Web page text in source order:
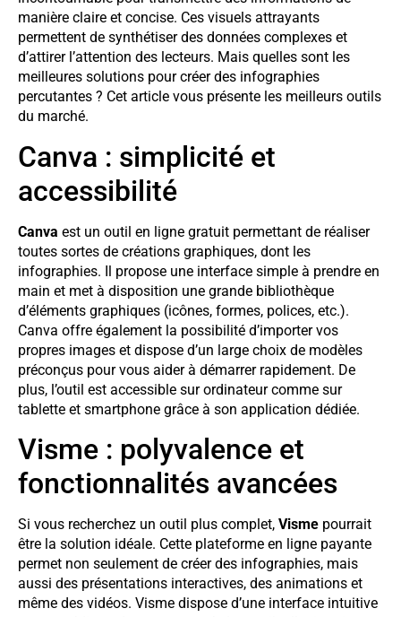
manière claire et concise. Ces visuels attrayants
permettent de synthétiser des données complexes et
d’attirer l’attention des lecteurs. Mais quelles sont les
meilleures solutions pour créer des infographies
percutantes ? Cet article vous présente les meilleurs outils
du marché.
Canva : simplicité et
accessibilité
Canva est un outil en ligne gratuit permettant de réaliser
toutes sortes de créations graphiques, dont les
infographies. Il propose une interface simple à prendre en
main et met à disposition une grande bibliothèque
d’éléments graphiques (icônes, formes, polices, etc.).
Canva offre également la possibilité d’importer vos
propres images et dispose d’un large choix de modèles
préconçus pour vous aider à démarrer rapidement. De
plus, l’outil est accessible sur ordinateur comme sur
tablette et smartphone grâce à son application dédiée.
Visme : polyvalence et
fonctionnalités avancées
Si vous recherchez un outil plus complet, Visme pourrait
être la solution idéale. Cette plateforme en ligne payante
permet non seulement de créer des infographies, mais
aussi des présentations interactives, des animations et
même des vidéos. Visme dispose d’une interface intuitive